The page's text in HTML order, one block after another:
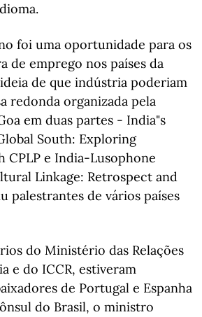
foi uma oportunidade para os
de emprego nos países da
de que indústria poderiam
redonda organizada pela
em duas partes - India"s
South: Exploring
CPLP e India-Lusophone
Linkage: Retrospect and
palestrantes de vários países
do Ministério das Relações
e do ICCR, estiveram
de Portugal e Espanha
do Brasil, o ministro